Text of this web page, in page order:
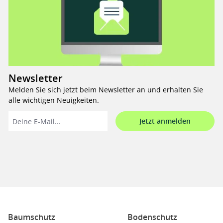
Newsletter
Melden Sie sich jetzt beim Newsletter an und erhalten Sie
alle wichtigen Neuigkeiten.
Jetzt anmelden
Baumschutz Bodenschutz